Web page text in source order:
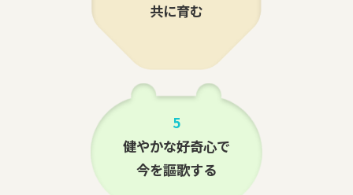
共に育む
5
健やかな好奇心で
今を謳歌する